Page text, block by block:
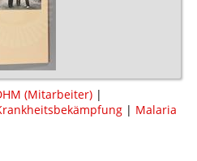
(Mitarbeiter) |
| Malaria